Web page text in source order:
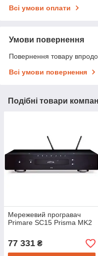
Всі умови оплати
Умови повернення
Повернення товару
Всі умови повернення
Подібні товари
Мережевий програвач
Primare SC15 Prisma MK2
77 331 ₴